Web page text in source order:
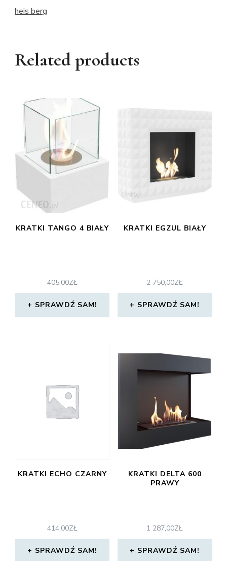
heis berg
Related products
KRATKI TANGO 4 BIAŁY
405,00ZŁ
SPRAWDŹ SAM!
KRATKI EGZUL BIAŁY
2 750,00ZŁ
SPRAWDŹ SAM!
KRATKI ECHO CZARNY
414,00ZŁ
SPRAWDŹ SAM!
KRATKI DELTA 600
PRAWY
1 287,00ZŁ
SPRAWDŹ SAM!